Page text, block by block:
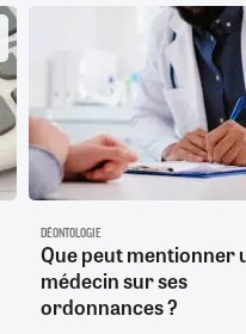
DÉONTOLOGIE
Que peut mentionner
médecin sur ses
ordonnances ?